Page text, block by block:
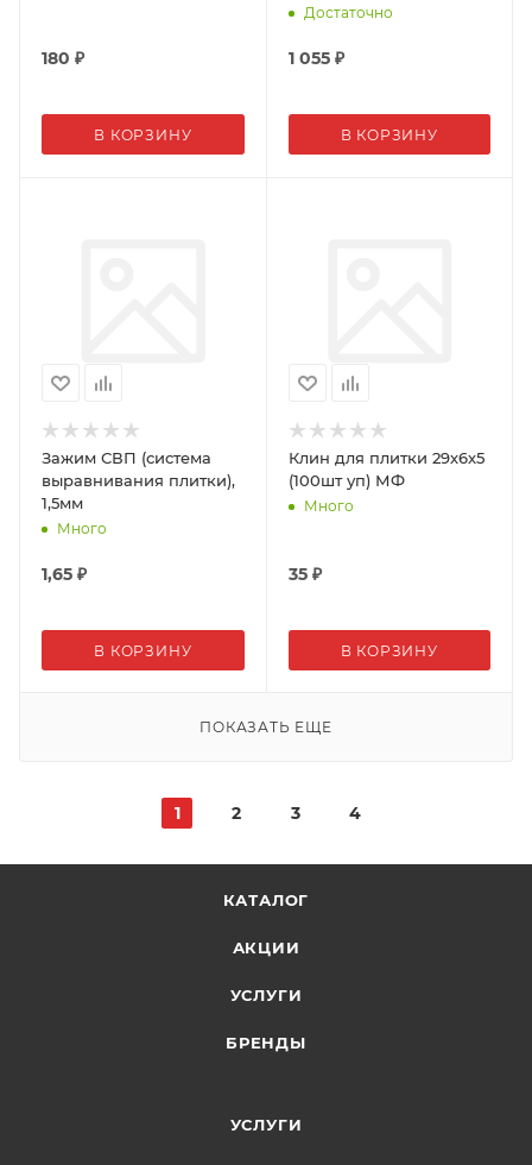
180 ₽
В КОРЗИНУ
Достаточно
1 055₽
В КОРЗИНУ
Зажим СВП (система
выравнивания плитки),
1,5мм
Много
1,65 ₽
В КОРЗИНУ
Клин для плитки 29х6х5
(100шт уп) МФ
Много
35₽
В КОРЗИНУ
ПОКАЗАТЬ ЕЩЕ
1 2 3 4
КАТАЛОГ
АКЦИИ
УСЛУГИ
БРЕНДЫ
УСЛУГИ